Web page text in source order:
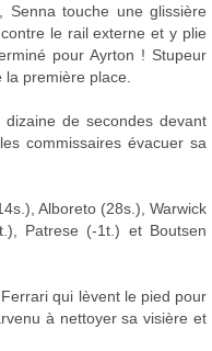
touche une glissière
le rail externe et y plie
pour Ayrton ! Stupeur
première place.
de secondes devant
commissaires évacuer sa
Alboreto (28s.), Warwick
Patrese (-1t.) et Boutsen
qui lèvent le pied pour
à nettoyer sa visière et